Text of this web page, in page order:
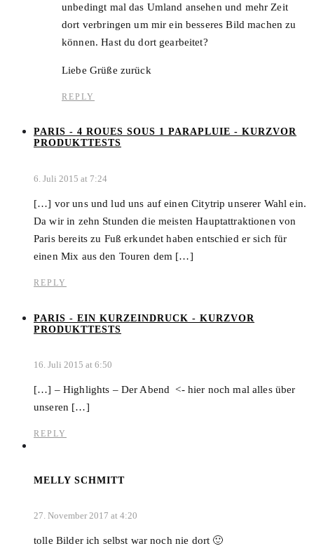
unbedingt mal das Umland ansehen und mehr Zeit
dort verbringen um mir ein besseres Bild machen zu
können. Hast du dort gearbeitet?
Liebe Grüße zurück
REPLY
PARIS - 4 ROUES SOUS 1 PARAPLUIE - KURZVOR
PRODUKTTESTS
6. Juli 2015 at 7:24
[…] vor uns und lud uns auf einen Citytrip unserer Wahl ein.
Da wir in zehn Stunden die meisten Hauptattraktionen von
Paris bereits zu Fuß erkundet haben entschied er sich für
einen Mix aus den Touren dem […]
REPLY
PARIS - EIN KURZEINDRUCK - KURZVOR
PRODUKTTESTS
16. Juli 2015 at 6:50
[…] – Highlights – Der Abend <- hier noch mal alles über
unseren […]
REPLY
MELLY SCHMITT
27. November 2017 at 4:20
tolle Bilder ich selbst war noch nie dort 🙂